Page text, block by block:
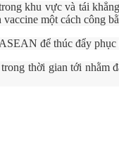
khu vực và tái
một cách công
để thúc đẩy phục
thời gian tới nhằm